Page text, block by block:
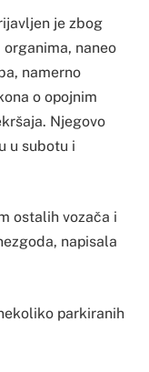
je zbog
naneo
namerno
o opojnim
Njegovo
u subotu i
ostalih vozača i
napisala
parkiranih